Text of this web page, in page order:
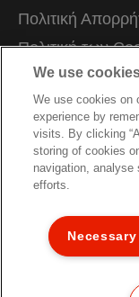
Πολιτική
Πολιτική των
Νομική
Impressum
Διαχείριση
Οδηγίες
Συνθήκες
Δηλώσεις
Χαρτής
©2026 ACCO
We use
We use cookies on
experience by
visits. By clicking
storing of cookies
navigation,
efforts.